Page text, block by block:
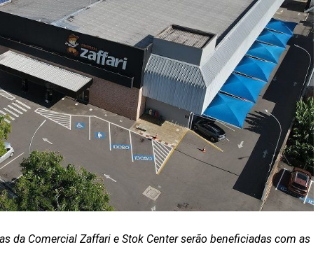
da Comercial Zaffari e Stok Center serão beneficiadas com as